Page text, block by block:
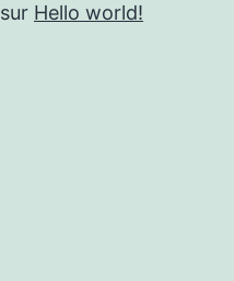
sur Hello world!